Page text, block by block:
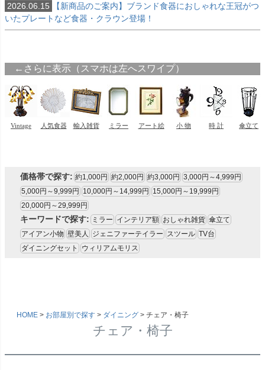
2026.06.15
【新商品のご案内】ブランド食器におしゃれな王冠がつ
いたプレートなど食器・クラウン登場！
価格帯で探す: 約1,000円 約2,000円 約3,000円 3,000円～4,999円
5,000円～9,999円
10,000円～14,999円
15,000円～19,999円
20,000円～29,999円
キーワードで探す: ミラー インテリア額 おしゃれ雑貨 傘立て
アイアン小物 壁美人 ジェニファーテイラー スツール TV台
ダイニングセット
ウィリアムモリス
HOME お部屋別で探す ダイニング チェア・椅子
チェア・椅子